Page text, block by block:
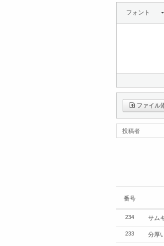
フォント
ファイル
投稿者
番号
234 サム
233 分厚